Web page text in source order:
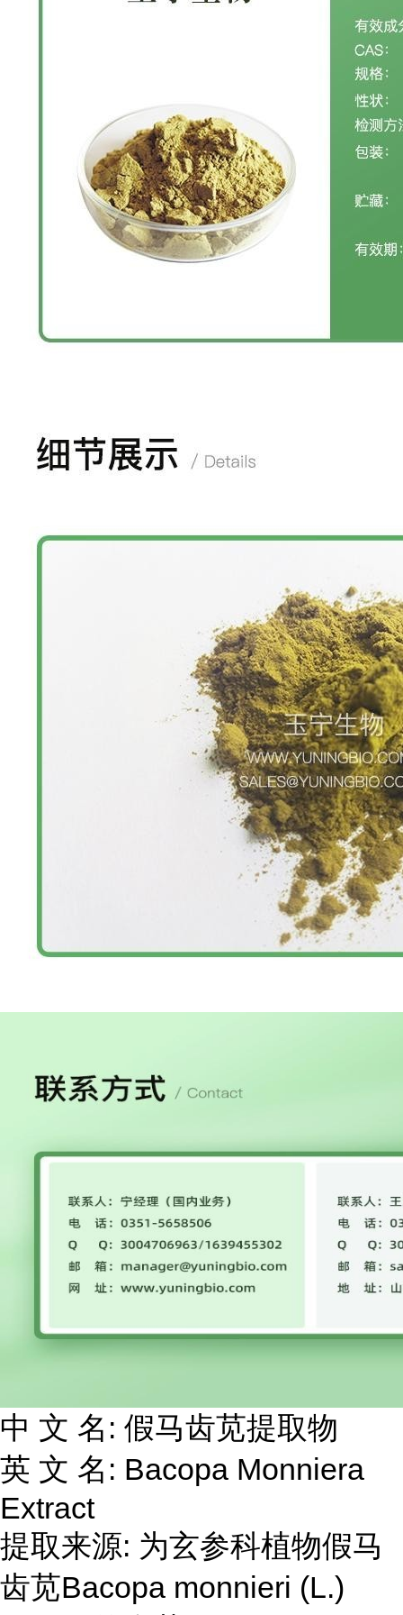
中 文 名: 假马齿苋提取物
英 文 名: Bacopa Monniera
Extract
提取来源: 为玄参科植物假马
齿苋Bacopa monnieri (L.)